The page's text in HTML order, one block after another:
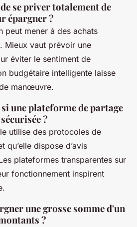
se priver totalement de
épargner ?
peut mener à des achats
Mieux vaut prévoir une
éviter le sentiment de
budgétaire intelligente laisse
manœuvre.
une plateforme de partage
?
utilise des protocoles de
qu’elle dispose d’avis
plateformes transparentes sur
fonctionnement inspirent
une grosse somme d'un
?